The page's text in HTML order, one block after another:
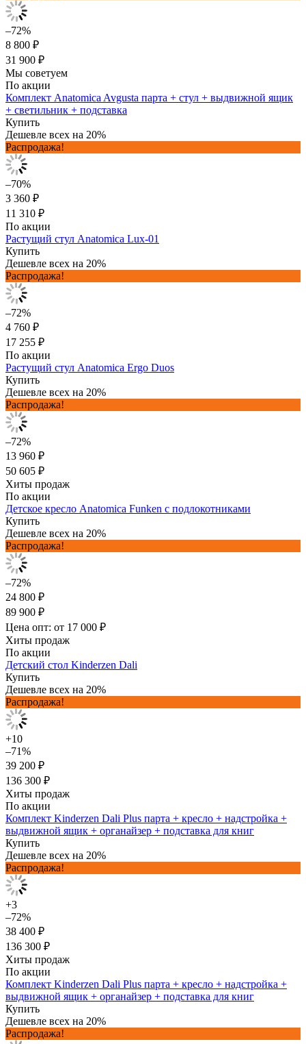
–72%
8 800 ₽
31 900 ₽
Мы советуем
По акции
Комплект Anatomica Avgusta парта + стул + выдвижной ящик
+ светильник + подставка
Купить
Дешевле всех на 20%
Распродажа!
–70%
3 360 ₽
11 310 ₽
По акции
Растущий стул Anatomica Lux-01
Купить
Дешевле всех на 20%
Распродажа!
–72%
4 760 ₽
17 255 ₽
По акции
Растущий стул Anatomica Ergo Duos
Купить
Дешевле всех на 20%
Распродажа!
–72%
13 960 ₽
50 605 ₽
Хиты продаж
По акции
Детское кресло Anatomica Funken с подлокотниками
Купить
Дешевле всех на 20%
Распродажа!
–72%
24 800 ₽
89 900 ₽
Цена опт: от 17 000 ₽
Хиты продаж
По акции
Детский стол Kinderzen Dali
Купить
Дешевле всех на 20%
Распродажа!
+10
–71%
39 200 ₽
136 300 ₽
Хиты продаж
По акции
Комплект Kinderzen Dali Plus парта + кресло + надстройка +
выдвижной ящик + органайзер + подставка для книг
Купить
Дешевле всех на 20%
Распродажа!
+3
–72%
38 400 ₽
136 300 ₽
Хиты продаж
По акции
Комплект Kinderzen Dali Plus парта + кресло + надстройка +
выдвижной ящик + органайзер + подставка для книг
Купить
Дешевле всех на 20%
Распродажа!